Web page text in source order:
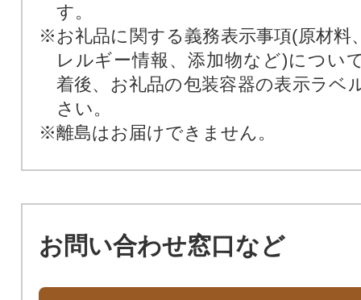
す。
※お礼品に関する義務表示事項(原材料
レルギー情報、添加物など)につい
着後、お礼品の包装容器の表示ラベ
さい。
※離島はお届けできません。
お問い合わせ窓口など